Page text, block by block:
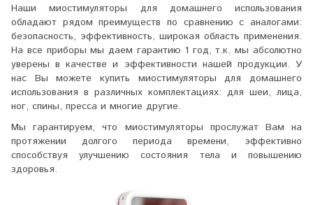
Наши миостимуляторы для домашнего использования
обладают рядом преимуществ по сравнению с аналогами:
безопасность, эффективность, широкая область применения.
На все приборы мы даем гарантию 1 год, т.к. мы абсолютно
уверены в качестве и эффективности нашей продукции. У
нас Вы можете купить миостимуляторы для домашнего
использования в различных комплектациях: для шеи, лица,
ног, спины, пресса и многие другие.
Мы гарантируем, что миостимуляторы прослужат Вам на
протяжении долгого периода времени, эффективно
способствуя улучшению состояния тела и повышению
здоровья.